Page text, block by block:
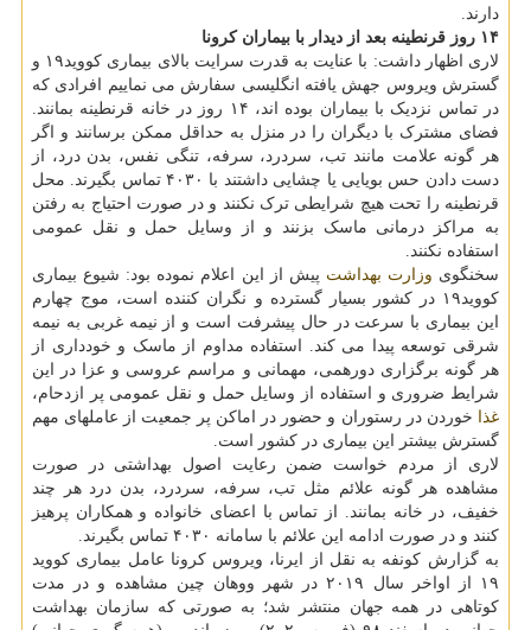
دارند.
۱۴ روز قرنطینه بعد از دیدار با بیماران کرونا
لاری اظهار داشت: با عنایت به قدرت سرایت بالای بیماری کووید۱۹ و
گسترش ویروس جهش یافته انگلیسی سفارش می نماییم افرادی که
در تماس نزدیک با بیماران بوده اند، ۱۴ روز در خانه قرنطینه بمانند.
فضای مشترک با دیگران را در منزل به حداقل ممکن برسانند و اگر
هر گونه علامت مانند تب، سردرد، سرفه، تنگی نفس، بدن درد، از
دست دادن حس بویایی یا چشایی داشتند با ۴۰۳۰ تماس بگیرند. محل
قرنطینه را تحت هیچ شرایطی ترک نکنند و در صورت احتیاج به رفتن
به مراکز درمانی ماسک بزنند و از وسایل حمل و نقل عمومی
استفاده نکنند.
سخنگوی وزارت بهداشت پیش از این اعلام نموده بود: شیوع بیماری
کووید۱۹ در کشور بسیار گسترده و نگران کننده است، موج چهارم
این بیماری با سرعت در حال پیشرفت است و از نیمه غربی به نیمه
شرقی توسعه پیدا می کند. استفاده مداوم از ماسک و خودداری از
هر گونه برگزاری دورهمی، مهمانی و مراسم عروسی و عزا در این
شرایط ضروری و استفاده از وسایل حمل و نقل عمومی پر ازدحام،
غذا خوردن در رستوران و حضور در اماکن پر جمعیت از عاملهای مهم
گسترش بیشتر این بیماری در کشور است.
لاری از مردم خواست ضمن رعایت اصول بهداشتی در صورت
مشاهده هر گونه علائم مثل تب، سرفه، سردرد، بدن درد هر چند
خفیف، در خانه بمانند. از تماس با اعضای خانواده و همکاران پرهیز
کنند و در صورت ادامه این علائم با سامانه ۴۰۳۰ تماس بگیرند.
به گزارش کونفه به نقل از ایرنا، ویروس کرونا عامل بیماری کووید
۱۹ از اواخر سال ۲۰۱۹ در شهر ووهان چین مشاهده و در مدت
کوتاهی در همه جهان منتشر شد؛ به صورتی که سازمان بهداشت